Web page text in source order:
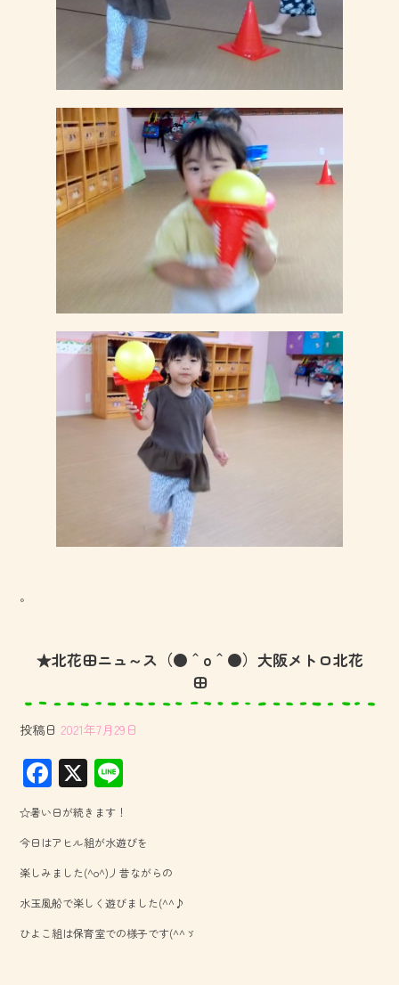
。
★北花田ニュ～ス（●＾o＾●）大阪メトロ北花
田
投稿日 2021年7月29日
F
ac
e
b
o
ok
X
☆暑い日が続きます！
今日はアヒル組が水遊びを
楽しみました(^o^)丿昔ながらの
水玉風船で楽しく遊びました(^^♪
ひよこ組は保育室での様子です(^^ゞ